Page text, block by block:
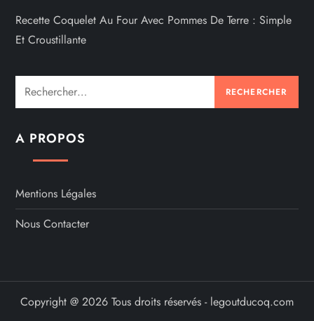
Recette Coquelet Au Four Avec Pommes De Terre : Simple
Et Croustillante
Rechercher :
A PROPOS
Mentions Légales
Nous Contacter
Copyright @ 2026 Tous droits réservés - legoutducoq.com